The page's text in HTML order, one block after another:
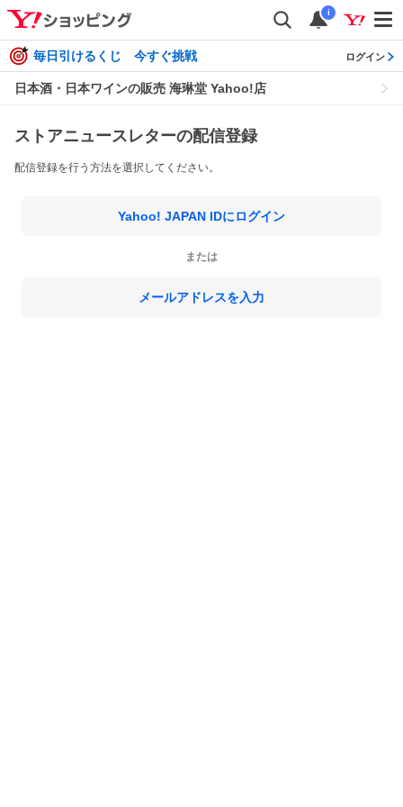
i
毎日引けるくじ 今すぐ挑戦 ログイン
日本酒・日本ワインの販売 海琳堂 Yahoo!店
ストアニュースレターの配信登録
配信登録を行う方法を選択してください。
Yahoo! JAPAN IDにログイン
または
メールアドレスを入力